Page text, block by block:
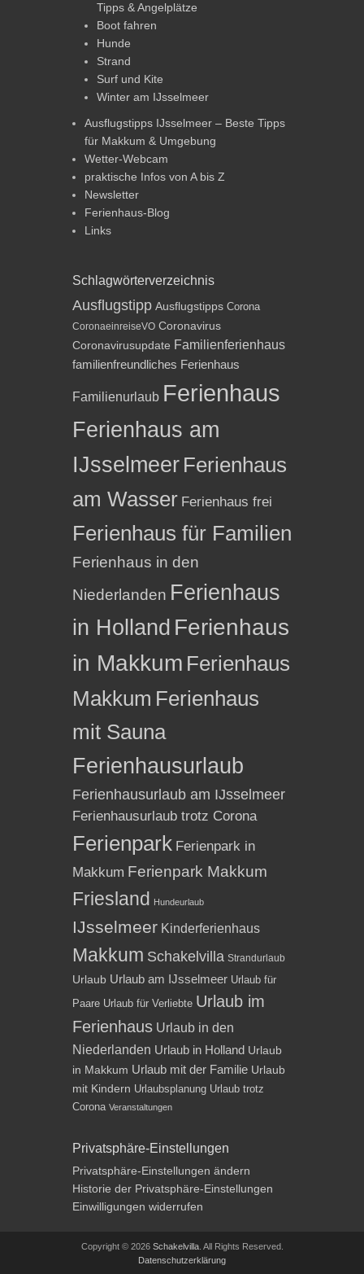
Tipps & Angelplätze
Boot fahren
Hunde
Strand
Surf und Kite
Winter am IJsselmeer
Ausflugstipps IJsselmeer – Beste Tipps
für Makkum & Umgebung
Wetter-Webcam
praktische Infos von A bis Z
Newsletter
Ferienhaus-Blog
Links
Schlagwörterverzeichnis
Ausflugstipp Ausflugstipps Corona
CoronaeinreiseVO Coronavirus
Coronavirusupdate Familienferienhaus
familienfreundliches Ferienhaus
Familienurlaub Ferienhaus
Ferienhaus am
IJsselmeer Ferienhaus
am Wasser Ferienhaus frei
Ferienhaus für Familien
Ferienhaus in den
Niederlanden Ferienhaus
in Holland Ferienhaus
in Makkum Ferienhaus
Makkum Ferienhaus
mit Sauna
Ferienhausurlaub
Ferienhausurlaub am IJsselmeer
Ferienhausurlaub trotz Corona
Ferienpark Ferienpark in
Makkum Ferienpark Makkum
Friesland Hundeurlaub
IJsselmeer Kinderferienhaus
Makkum Schakelvilla Strandurlaub
Urlaub Urlaub am IJsselmeer Urlaub für
Paare Urlaub für Verliebte Urlaub im
Ferienhaus Urlaub in den
Niederlanden Urlaub in Holland Urlaub
in Makkum Urlaub mit der Familie Urlaub
mit Kindern Urlaubsplanung Urlaub trotz
Corona Veranstaltungen
Privatsphäre-Einstellungen
Privatsphäre-Einstellungen ändern
Historie der Privatsphäre-Einstellungen
Einwilligungen widerrufen
Copyright © 2026 Schakelvilla. All Rights Reserved.
Datenschutzerklärung